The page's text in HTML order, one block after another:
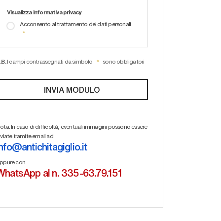
Visualizza informativa privacy
Acconsento al trattamento dei dati personali
I campi contrassegnati da simbolo sono obbligatori
In caso di difficoltà, eventuali immagini possono essere
tramite email ad
con
al n. 335-63.79.151